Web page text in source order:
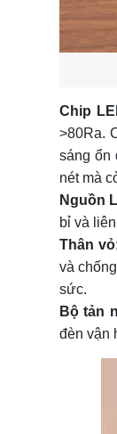
Chip
>80Ra.
sáng ổn
nét mà
Nguồn
bỉ và
Thân vỏ
và
sức.
Bộ tản
đèn vận